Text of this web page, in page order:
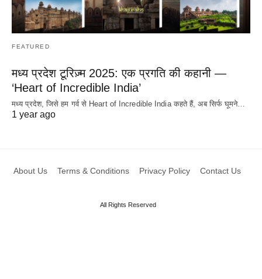
FEATURED
मध्य प्रदेश टूरिज़्म 2025: एक प्रगति की कहानी —
‘Heart of Incredible India’
मध्य प्रदेश, जिसे हम गर्व से Heart of Incredible India कहते हैं, अब सिर्फ घूमने…
1 year ago
About Us Terms & Conditions Privacy Policy Contact Us
All Rights Reserved